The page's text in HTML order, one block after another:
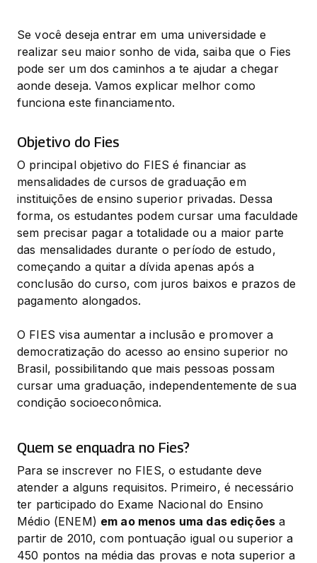
Se você deseja entrar em uma universidade e
realizar seu maior sonho de vida, saiba que o Fies
pode ser um dos caminhos a te ajudar a chegar
aonde deseja. Vamos explicar melhor como
funciona este financiamento.
Objetivo do Fies
O principal objetivo do FIES é financiar as
mensalidades de cursos de graduação em
instituições de ensino superior privadas. Dessa
forma, os estudantes podem cursar uma faculdade
sem precisar pagar a totalidade ou a maior parte
das mensalidades durante o período de estudo,
começando a quitar a dívida apenas após a
conclusão do curso, com juros baixos e prazos de
pagamento alongados.
O FIES visa aumentar a inclusão e promover a
democratização do acesso ao ensino superior no
Brasil, possibilitando que mais pessoas possam
cursar uma graduação, independentemente de sua
condição socioeconômica.
Quem se enquadra no Fies?
Para se inscrever no FIES, o estudante deve
atender a alguns requisitos. Primeiro, é necessário
ter participado do Exame Nacional do Ensino
Médio (ENEM) em ao menos uma das edições a
partir de 2010, com pontuação igual ou superior a
450 pontos na média das provas e nota superior a